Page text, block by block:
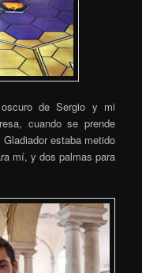
de Sergio y mi
cuando se prende
estaba metido
mí, y dos palmas para